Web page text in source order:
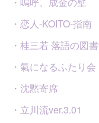
・恋人-KOITO-指南
・桂三若 落語の図
・氣になるふたり会
・沈黙寄席
・立川流ver.3.01